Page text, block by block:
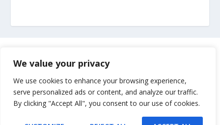
We value your privacy
We use cookies to enhance your browsing experience,
serve personalized ads or content, and analyze our traffic.
By clicking "Accept All", you consent to our use of cookies.
Impressum
Uvjeti korištenja